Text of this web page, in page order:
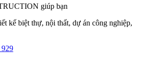
giúp bạn
kế biệt thự, nội thất, dự án công nghiệp,